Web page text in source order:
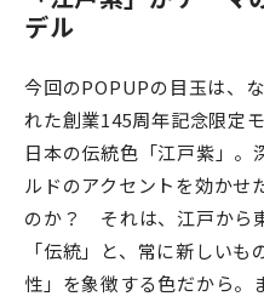
デル
今回のPOPUPの目玉は、
れた創業145周年記念限定
日本の伝統色「江戸紫」。
ルドのアクセントを効かせ
のか？ それは、江戸から
「伝統」と、常に新しい
性」を象徴する色だから。